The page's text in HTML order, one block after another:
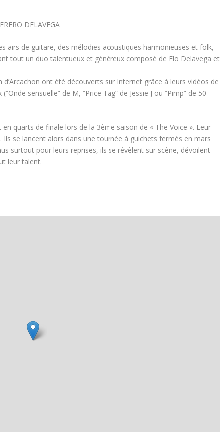
DELAVEGA
airs de guitare, des mélodies acoustiques harmonieuses et folk,
tout un duo talentueux et généreux composé de Flo Delavega et
d’Arcachon ont été découverts sur Internet grâce à leurs vidéos de
sensuelle” de M, “Price Tag” de Jessie J ou “Pimp” de 50
quarts de finale lors de la 3ème saison de « The Voice ». Leur
se lancent alors dans une tournée à guichets fermés en mars
surtout pour leurs reprises, ils se révèlent sur scène, dévoilent
leur talent.